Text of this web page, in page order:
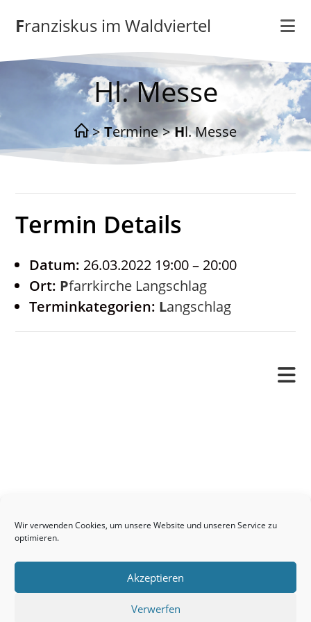
Wir verwenden Cookies, um unsere Website und unseren Service zu
optimieren.
Akzeptieren
Verwerfen
Inhalt
springenFranziskus im Waldviertel
Hl. Messe
> Termine > Hl. Messe
Termin Details
Datum: 26.03.2022 19:00– 20:00
Ort:
Pfarrkirche Langschlag
Terminkategorien:
Langschlag
Kontakt
Links
Neuigkeiten
Seelsorge / Sakramente